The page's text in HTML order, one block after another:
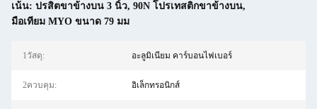
เน้น: ปรสิตขาข้างบน 3 นิ้ว, 90N โปรเทสติกขาข้างบน,
มือเทียม MYO ขนาด 79 มม
1วัสดุ: อะลูมิเนียม คาร์บอนไฟเบอร์
2ควบคุม: อิเล็กทรอนิกส์